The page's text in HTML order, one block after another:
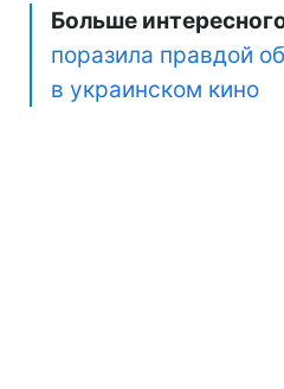
Больше
поразила правдой
в украинском кино